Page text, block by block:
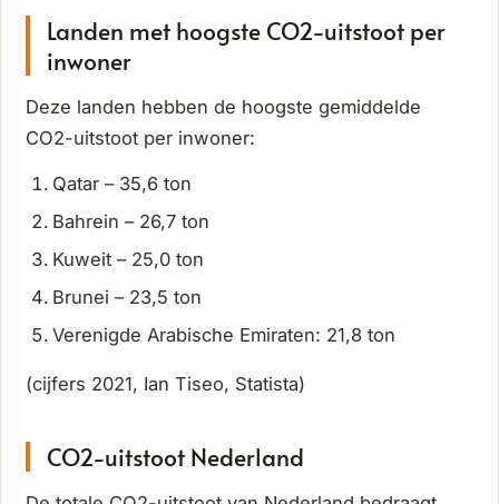
Landen met hoogste CO2-uitstoot per
inwoner
Deze landen hebben de hoogste gemiddelde
CO2-uitstoot per inwoner:
Qatar – 35,6 ton
Bahrein – 26,7 ton
Kuweit – 25,0 ton
Brunei – 23,5 ton
Verenigde Arabische Emiraten: 21,8 ton
(cijfers 2021, Ian Tiseo, Statista)
CO2-uitstoot Nederland